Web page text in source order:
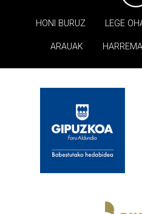
HONI BURUZ LEGE
ARAUAK